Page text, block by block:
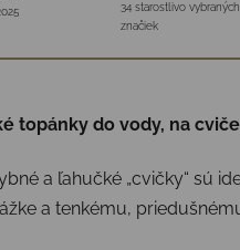
34 starostlivo vybraných
značiek
topánky do vody, na
a ľahučké „cvičky“ sú
a tenkému,